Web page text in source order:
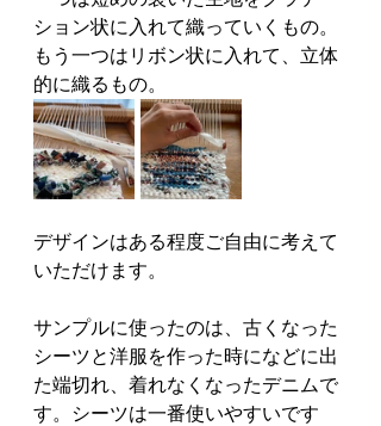
ション状に入れて織っていくもの。
もう一つはリボン状に入れて、立体
的に織るもの。
デザインはある程度ご自由に考えて
いただけます。
サンプルに使ったのは、古くなった
シーツと洋服を作った時になどに出
た端切れ、着れなくなったデニムで
す。シーツは一番使いやすいです